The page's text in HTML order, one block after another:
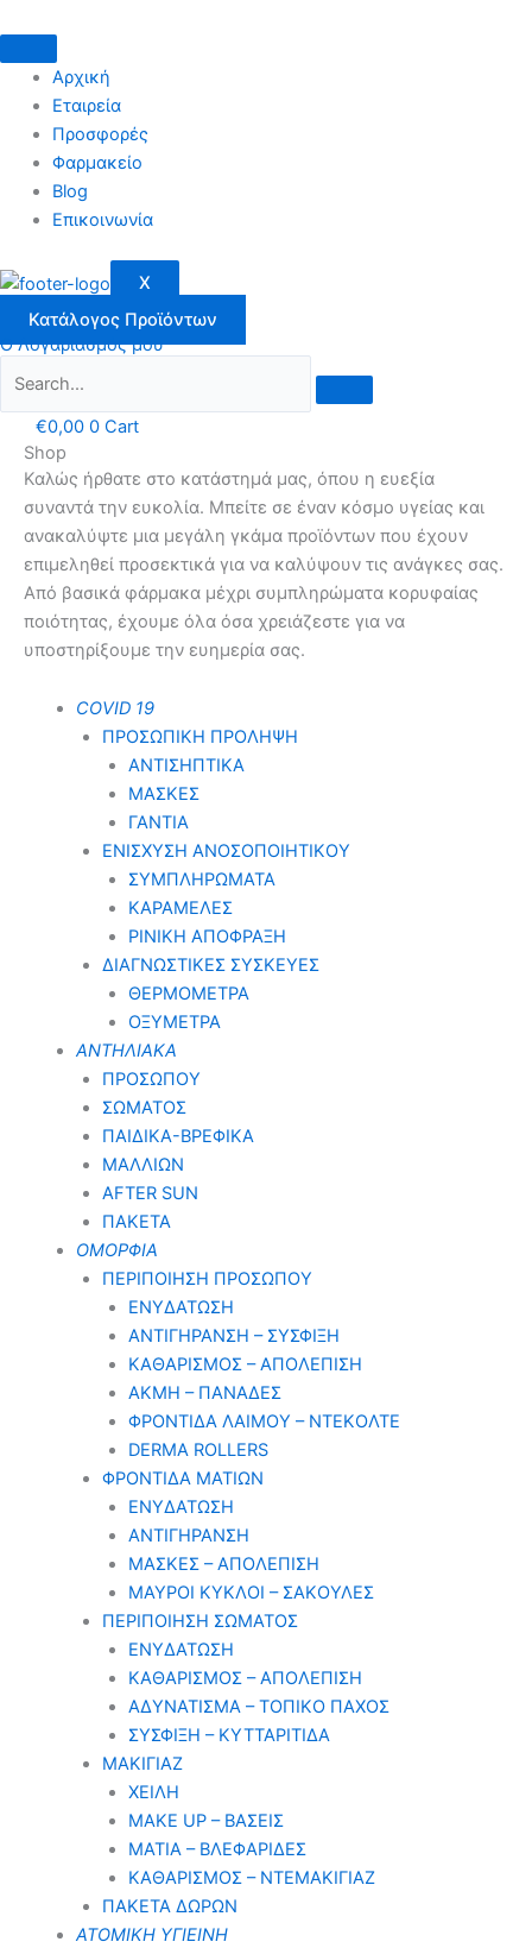
στο
περιεχόμενο
Αρχική
Εταιρεία
Προσφορές
Φαρμακείο
Blog
Επικοινωνία
X
Κατάλογος Προϊόντων
Ο Λογαριασμός μου
€0,00 0 Cart
Shop
Καλώς ήρθατε στο κατάστημά μας, όπου η ευεξία
συναντά την ευκολία. Μπείτε σε έναν κόσμο υγείας και
ανακαλύψτε μια μεγάλη γκάμα προϊόντων που έχουν
επιμεληθεί προσεκτικά για να καλύψουν τις ανάγκες σας.
Από βασικά φάρμακα μέχρι συμπληρώματα κορυφαίας
ποιότητας, έχουμε όλα όσα χρειάζεστε για να
υποστηρίξουμε την ευημερία σας.
COVID 19
ΠΡΟΣΩΠΙΚΗ ΠΡΟΛΗΨΗ
ΑΝΤΙΣΗΠΤΙΚΑ
ΜΑΣΚΕΣ
ΓΑΝΤΙΑ
ΕΝΙΣΧΥΣΗ ΑΝΟΣΟΠΟΙΗΤΙΚΟΥ
ΣΥΜΠΛΗΡΩΜΑΤΑ
ΚΑΡΑΜΕΛΕΣ
ΡΙΝΙΚΗ ΑΠΟΦΡΑΞΗ
ΔΙΑΓΝΩΣΤΙΚΕΣ ΣΥΣΚΕΥΕΣ
ΘΕΡΜΟΜΕΤΡΑ
ΟΞΥΜΕΤΡΑ
ΑΝΤΗΛΙΑΚΑ
ΠΡΟΣΩΠΟΥ
ΣΩΜΑΤΟΣ
ΠΑΙΔΙΚΑ-ΒΡΕΦΙΚΑ
ΜΑΛΛΙΩΝ
AFTER SUN
ΠΑΚΕΤΑ
ΟΜΟΡΦΙΑ
ΠΕΡΙΠΟΙΗΣΗ ΠΡΟΣΩΠΟΥ
ΕΝΥΔΑΤΩΣΗ
ΑΝΤΙΓΗΡΑΝΣΗ – ΣΥΣΦΙΞΗ
ΚΑΘΑΡΙΣΜΟΣ – ΑΠΟΛΕΠΙΣΗ
ΑΚΜΗ – ΠΑΝΑΔΕΣ
ΦΡΟΝΤΙΔΑ ΛΑΙΜΟΥ – ΝΤΕΚΟΛΤΕ
DERMA ROLLERS
ΦΡΟΝΤΙΔΑ ΜΑΤΙΩΝ
ΕΝΥΔΑΤΩΣΗ
ΑΝΤΙΓΗΡΑΝΣΗ
ΜΑΣΚΕΣ – ΑΠΟΛΕΠΙΣΗ
ΜΑΥΡΟΙ ΚΥΚΛΟΙ – ΣΑΚΟΥΛΕΣ
ΠΕΡΙΠΟΙΗΣΗ ΣΩΜΑΤΟΣ
ΕΝΥΔΑΤΩΣΗ
ΚΑΘΑΡΙΣΜΟΣ – ΑΠΟΛΕΠΙΣΗ
ΑΔΥΝΑΤΙΣΜΑ – ΤΟΠΙΚΟ ΠΑΧΟΣ
ΣΥΣΦΙΞΗ – ΚΥΤΤΑΡΙΤΙΔΑ
ΜΑΚΙΓΙΑΖ
ΧΕΙΛΗ
MAKE UP – ΒΑΣΕΙΣ
ΜΑΤΙΑ – ΒΛΕΦΑΡΙΔΕΣ
ΚΑΘΑΡΙΣΜΟΣ – ΝΤΕΜΑΚΙΓΙΑΖ
ΠΑΚΕΤΑ ΔΩΡΩΝ
ΑΤΟΜΙΚΗ ΥΓΙΕΙΝΗ